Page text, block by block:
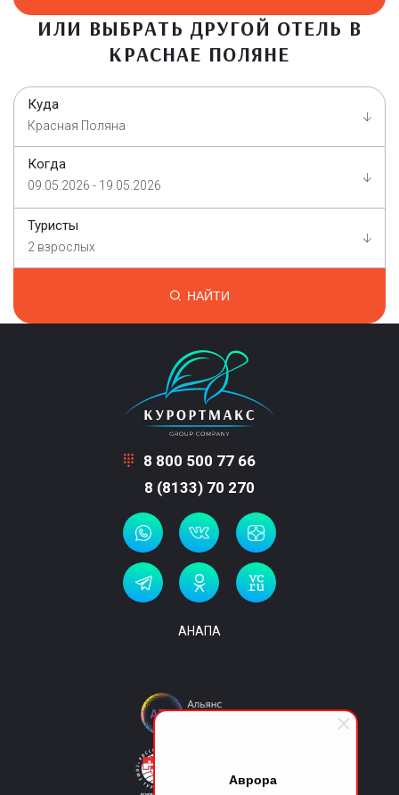
Аврора
ИЛИ ВЫБРАТЬ ДРУГОЙ ОТЕЛЬ В
КРАСНАЕ ПОЛЯНЕ
Куда
Красная Поляна
Когда
09.05.2026 - 19.05.2026
Туристы
2 взрослых
НАЙТИ
8 800 500 77 66
8 (8133) 70 270
АНАПА